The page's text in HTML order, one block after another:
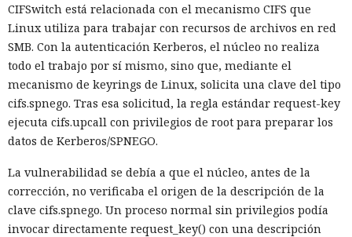
CIFSwitch está relacionada con el mecanismo CIFS que
Linux utiliza para trabajar con recursos de archivos en red
SMB. Con la autenticación Kerberos, el núcleo no realiza
todo el trabajo por sí mismo, sino que, mediante el
mecanismo de keyrings de Linux, solicita una clave del tipo
cifs.spnego. Tras esa solicitud, la regla estándar request-key
ejecuta cifs.upcall con privilegios de root para preparar los
datos de Kerberos/SPNEGO.
La vulnerabilidad se debía a que el núcleo, antes de la
corrección, no verificaba el origen de la descripción de la
clave cifs.spnego. Un proceso normal sin privilegios podía
invocar directamente request_key() con una descripción